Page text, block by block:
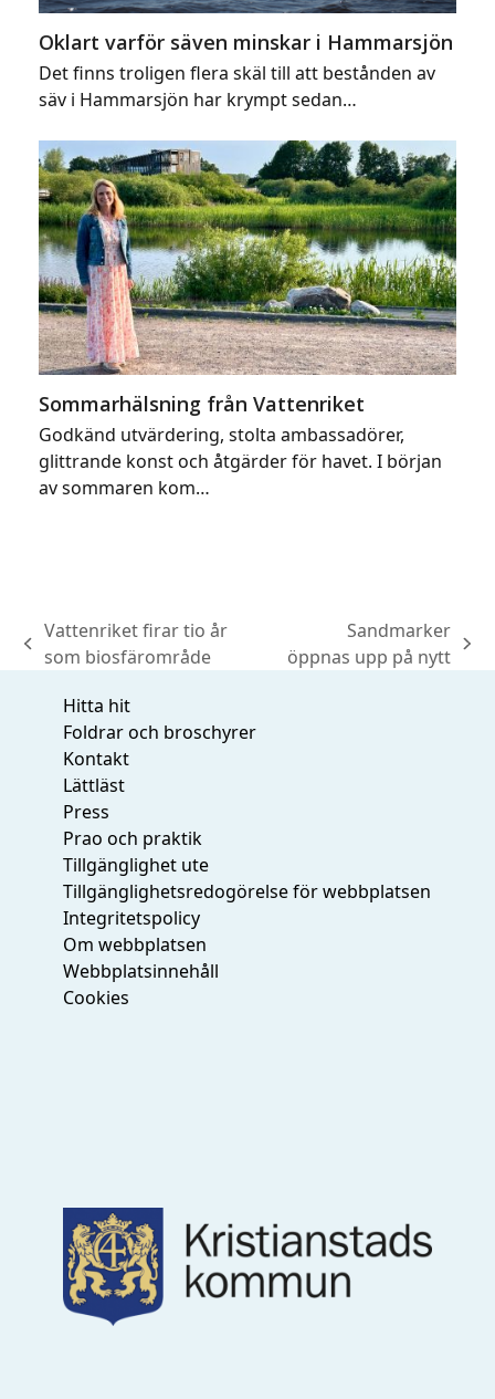
Oklart varför säven minskar i Hammarsjön
Det finns troligen flera skäl till att bestånden av
säv i Hammarsjön har krympt sedan…
Sommarhälsning från Vattenriket
Godkänd utvärdering, stolta ambassadörer,
glittrande konst och åtgärder för havet. I början
av sommaren kom…
previous
Vattenriket firar tio år
som biosfärområde
next
Sandmarker
öppnas upp på nytt
Hitta hit
Foldrar och broschyrer
Kontakt
Lättläst
Press
Prao och praktik
Tillgänglighet ute
Tillgänglighetsredogörelse för webbplatsen
Integritetspolicy
Om webbplatsen
Webbplatsinnehåll
Cookies